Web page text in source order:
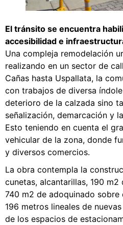
El tránsito se encuentra
accesibilidad e
Una compleja remodelación
realizando en un sector de
Cañas hasta Uspallata, la
con trabajos de diversa
deterioro de la calzada sino
señalización, demarcación y
Esto teniendo en cuenta el
vehicular de la zona, donde
y diversos comercios.
La obra contempla la
cunetas, alcantarillas, 190
740 m2 de adoquinado
196 metros lineales de
de los espacios de